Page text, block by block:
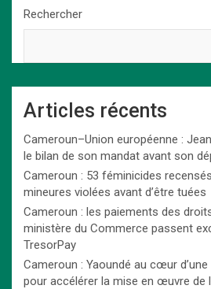
Rechercher
Articles récents
Cameroun–Union européenne :
le bilan de son mandat avant son
Cameroun : 53 féminicides
mineures violées avant d’être tuées
Cameroun : les paiements des
ministère du Commerce passent
TresorPay
Cameroun : Yaoundé au cœur
pour accélérer la mise en œuvre de